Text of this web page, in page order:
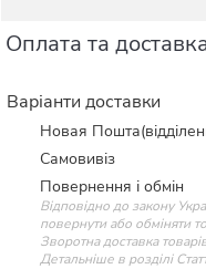
Оплата та
Варіанти доставки
Новая
Самовивіз
Повернення і обмін
Відповідно до закону
повернути або обміняти
Зворотна доставка
Детальніше в розділі